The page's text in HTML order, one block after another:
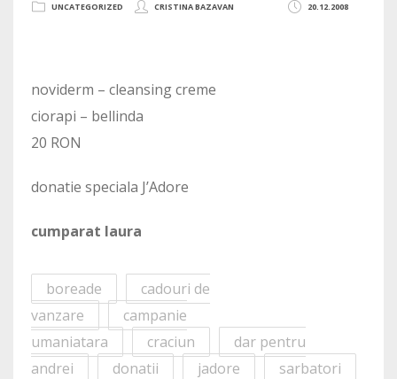
20.12.2008
UNCATEGORIZED CRISTINA BAZAVAN
noviderm – cleansing creme
ciorapi – bellinda
20 RON
donatie speciala J’Adore
cumparat laura
boreade
cadouri de
vanzare
campanie
umaniatara
craciun
dar pentru
andrei
donatii jadore sarbatori